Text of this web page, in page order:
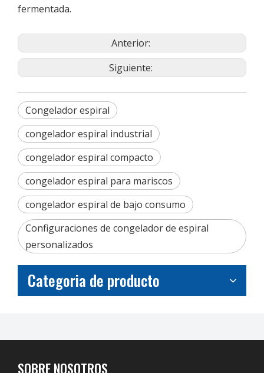
fermentada.
Anterior:
Siguiente:
Congelador espiral
congelador espiral industrial
congelador espiral compacto
congelador espiral para mariscos
congelador espiral de bajo consumo
Configuraciones de congelador de espiral
personalizados
Categoria de producto
SOBRE NOSOTROS